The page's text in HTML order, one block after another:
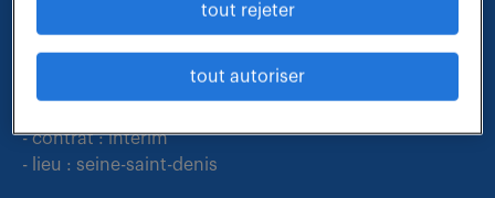
qui vous correspond parmi nos offres :
- métier et compétences : assistant ressources
- contrat : interim
- lieu : seine-saint-denis
tout rejeter
tout autoriser